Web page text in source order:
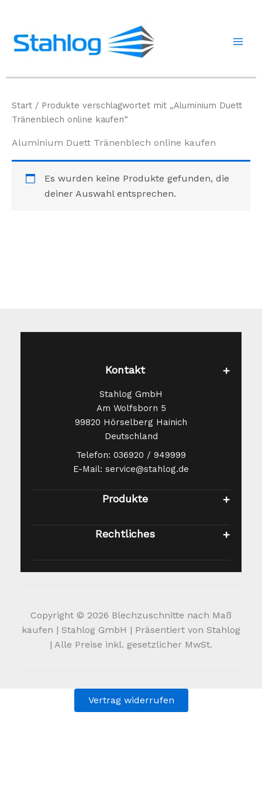
springen
Start / Produkte verschlagwortet mit „Aluminium Duett
Tränenblech online kaufen“
Aluminium Duett Tränenblech online kaufen
Es wurden keine Produkte gefunden, die
deiner Auswahl entsprechen.
Kontakt
Stahlog GmbH
Am Wolfsborn 5
99820 Hörselberg Hainich
Deutschland
Telefon: 036920 / 949999
E-Mail: service@stahlog.de
Produkte
Rechtliches
Copyright © 2026 Blechzuschnitte nach Maß
kaufen | Stahlog GmbH | Präsentiert von Stahlog
| Alle Preise inkl. gesetzlicher MwSt.
Vertrag widerrufen